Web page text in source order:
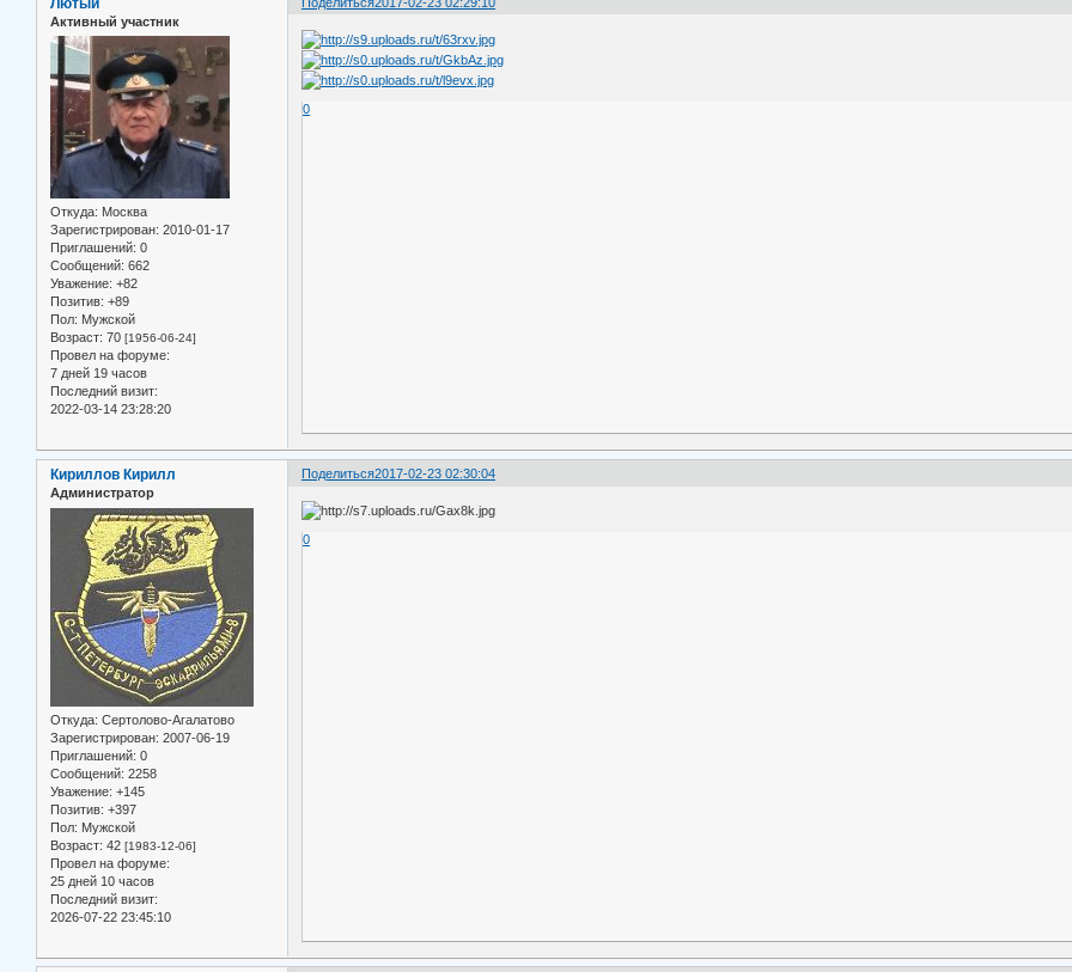
Лютый
Активный участник
Откуда: Москва
Зарегистрирован: 2010-01-17
Приглашений: 0
Сообщений: 662
Уважение: +82
Позитив: +89
Пол: Мужской
Возраст: 70 [1956-06-24]
Провел на форуме:
7 дней 19 часов
Последний визит:
2022-03-14 23:28:20
0
Поделиться2017-02-23 02:30:04
Кириллов Кирилл
Администратор
Откуда: Сертолово-Агалатово
Зарегистрирован: 2007-06-19
Приглашений: 0
Сообщений: 2258
Уважение: +145
Позитив: +397
Пол: Мужской
Возраст: 42 [1983-12-06]
Провел на форуме:
25 дней 10 часов
Последний визит:
2026-07-22 23:45:10
0